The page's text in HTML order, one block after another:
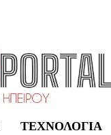
ΤΕΧΝΟΛΟΓΊΑ